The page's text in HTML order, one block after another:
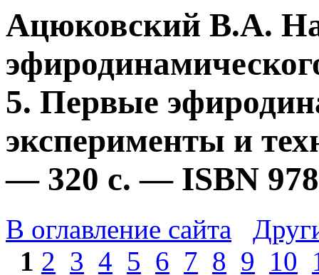
Ацюковский В.А.
5. Первые
эксперименты и
— 320 с. — ISBN
В оглавление сайта
1 2 3 4 5 6 7 8 9 10